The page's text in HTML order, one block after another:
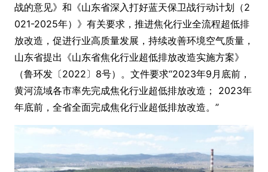
战的意见》和《山东省深入打好蓝天保卫战行动计划（2
021-2025年）》有关要求，推进焦化行业全流程超低排
放改造，促进行业高质量发展，持续改善环境空气质量，
山东省提出《山东省焦化行业超低排放改造实施方案》
（鲁环发〔2022〕8号）。文件要求“2023年9月底前，
黄河流域各市率先完成焦化行业超低排放改造； 2023年
年底前，全省全面完成焦化行业超低排放改造。”